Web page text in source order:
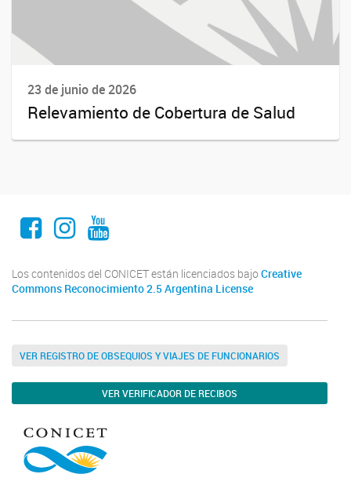
23 de junio de 2026
Relevamiento de Cobertura de Salud
Facebook
Instagram
Youtube
Los contenidos del CONICET están licenciados bajo Creative
Commons Reconocimiento 2.5 Argentina License
VER REGISTRO DE OBSEQUIOS Y VIAJES DE FUNCIONARIOS
VER VERIFICADOR DE RECIBOS